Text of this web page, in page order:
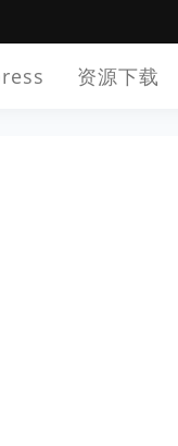
资源下载